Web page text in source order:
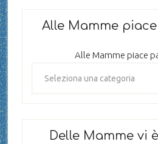
Alle Mamme
Alle Mamme piace
Delle Mamme vi